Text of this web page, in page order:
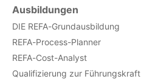
Ausbildungen
DIE REFA-Grundausbildung
REFA-Process-Planner
REFA-Cost-Analyst
Qualifizierung zur Führungskraft